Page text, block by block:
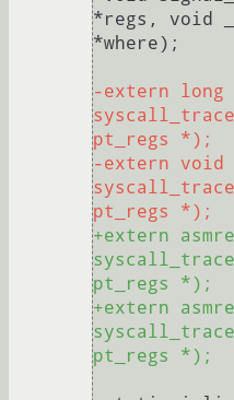
*regs, void
*where);
-extern long
pt_regs *);
-extern void
pt_regs *);
+extern
pt_regs *);
+extern
pt_regs *);